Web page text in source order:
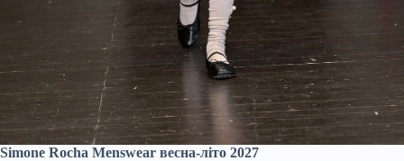
Simone Rocha Menswear весна-літо 2027